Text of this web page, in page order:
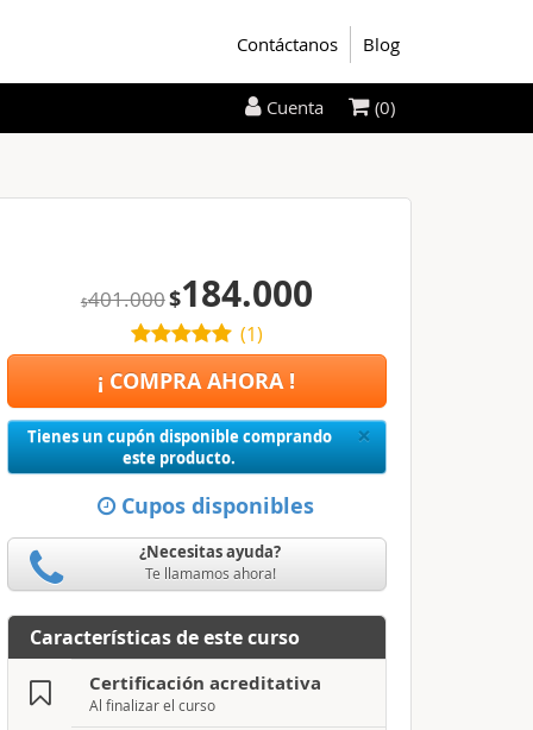
Contáctanos Blog
$401.000$184.000
(1)
¡ COMPRA AHORA !
×Close
Tienes un cupón disponible comprando
este producto.
Cupos disponibles
¿Necesitas ayuda?
Te llamamos ahora!
Características de este curso
Certificación acreditativa
Al finalizar el curso
Cuenta (0)